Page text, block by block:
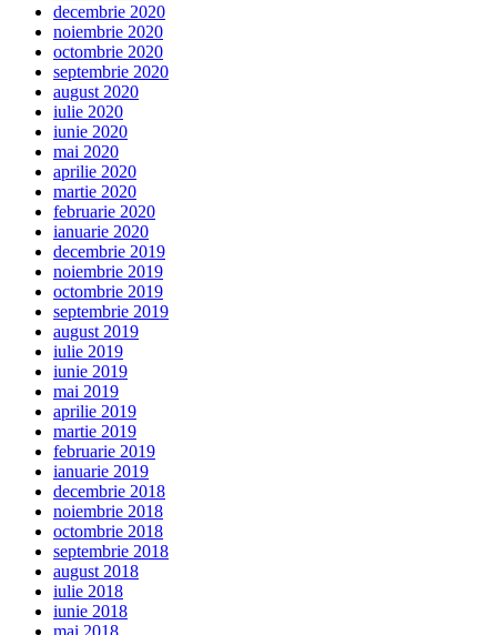
decembrie 2020
noiembrie 2020
octombrie 2020
septembrie 2020
august 2020
iulie 2020
iunie 2020
mai 2020
aprilie 2020
martie 2020
februarie 2020
ianuarie 2020
decembrie 2019
noiembrie 2019
octombrie 2019
septembrie 2019
august 2019
iulie 2019
iunie 2019
mai 2019
aprilie 2019
martie 2019
februarie 2019
ianuarie 2019
decembrie 2018
noiembrie 2018
octombrie 2018
septembrie 2018
august 2018
iulie 2018
iunie 2018
mai 2018